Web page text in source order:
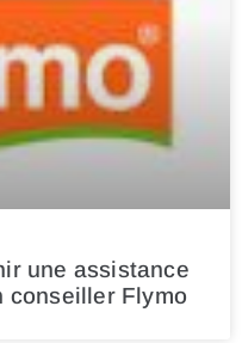
une assistance
conseiller Flymo